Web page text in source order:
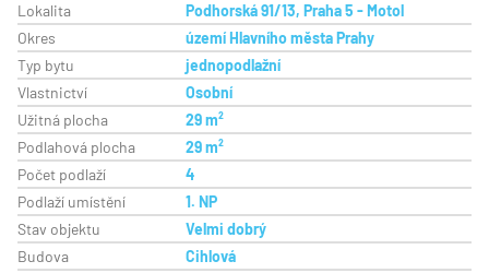
Lokalita
Podhorská 91/13, Praha 5 - Motol
Okres
území Hlavního města Prahy
Typ bytu
jednopodlažní
Vlastnictví
Osobní
Užitná plocha
29 m²
Podlahová plocha
29 m²
Počet podlaží
4
Podlaží umístění
1. NP
Stav objektu
Velmi dobrý
Budova
Cihlová